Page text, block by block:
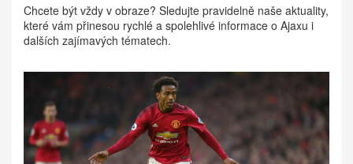
Chcete být vždy v obraze? Sledujte pravidelně naše aktuality,
které vám přinesou rychlé a spolehlivé informace o Ajaxu i
dalších zajímavých tématech.